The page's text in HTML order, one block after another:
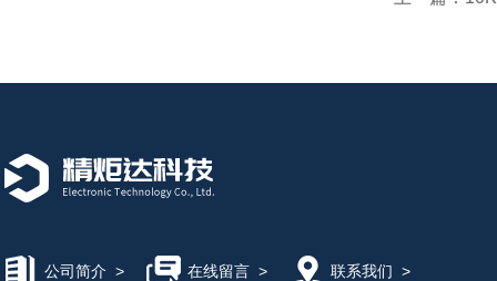
公司简介 > 在线留言> 联系我们 >